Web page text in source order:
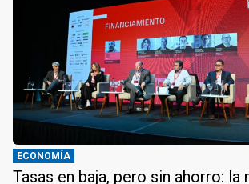
ECONOMÍA
Tasas en baja, pero sin ahorro: la